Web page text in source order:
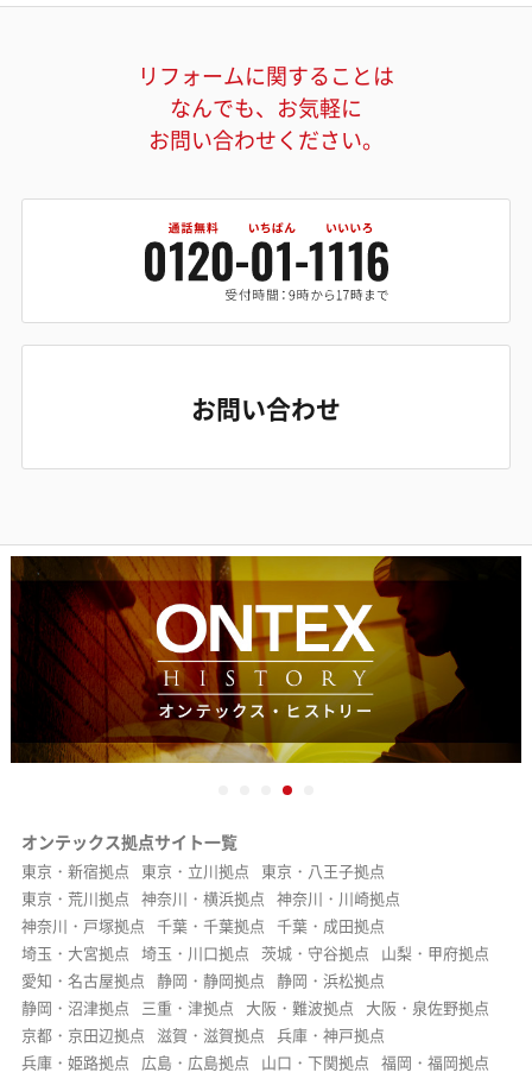
リフォームに関することは
なんでも、お気軽に
お問い合わせください。
お問い合わせ
オンテックス拠点サイト一覧
東京・新宿拠点 東京・立川拠点
東京・八王子拠点
東京・荒川拠点 神奈川・横浜拠点 神奈川・川崎拠点
神奈川・戸塚拠点
千葉・千葉拠点
千葉・成田拠点
埼玉・大宮拠点 埼玉・川口拠点 茨城・守谷拠点
山梨・甲府拠点
愛知・名古屋拠点 静岡・静岡拠点 静岡・浜松拠点
静岡・沼津拠点
三重・津拠点 大阪・難波拠点
大阪・泉佐野拠点
京都・京田辺拠点 滋賀・滋賀拠点 兵庫・神戸拠点
兵庫・姫路拠点
広島・広島拠点 山口・下関拠点 福岡・福岡拠点